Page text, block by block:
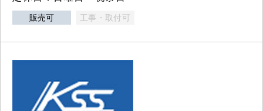
販売可 工事・取付可